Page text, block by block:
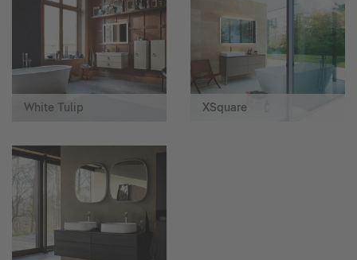
White Tulip XSquare